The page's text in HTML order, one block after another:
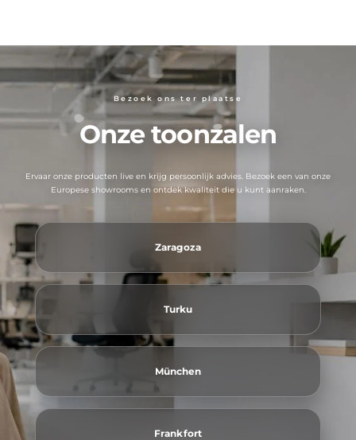
Bezoek ons ​​ter plaatse
Onze toonzalen
Ervaar onze producten live en krijg persoonlijk advies. Bezoek een van onze
Europese showrooms en ontdek kwaliteit die u kunt aanraken.
Zaragoza
Turku
München
Frankfort